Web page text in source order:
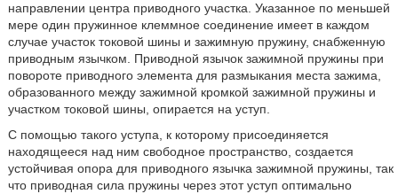
направлении центра приводного участка. Указанное по меньшей
мере один пружинное клеммное соединение имеет в каждом
случае участок токовой шины и зажимную пружину, снабженную
приводным язычком. Приводной язычок зажимной пружины при
повороте приводного элемента для размыкания места зажима,
образованного между зажимной кромкой зажимной пружины и
участком токовой шины, опирается на уступ.
С помощью такого уступа, к которому присоединяется
находящееся над ним свободное пространство, создается
устойчивая опора для приводного язычка зажимной пружины, так
что приводная сила пружины через этот уступ оптимально